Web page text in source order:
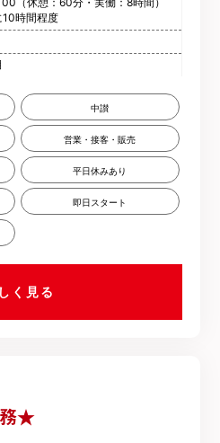
時間程度
中讃
営業・接客・販売
平日休みあり
即日スタート
く見る
★